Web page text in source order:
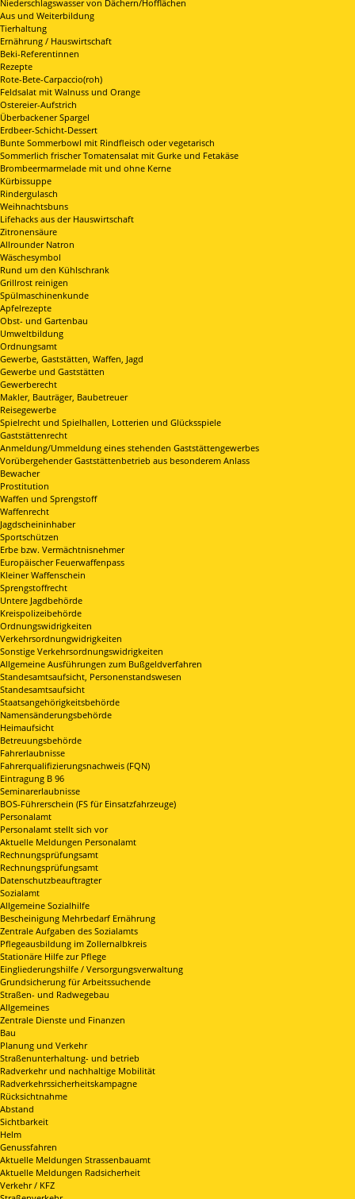
Niederschlagswasser von Dächern/Hofflächen
Aus und Weiterbildung
Tierhaltung
Ernährung / Hauswirtschaft
Beki-Referentinnen
Rezepte
Rote-Bete-Carpaccio(roh)
Feldsalat mit Walnuss und Orange
Ostereier-Aufstrich
Überbackener Spargel
Erdbeer-Schicht-Dessert
Bunte Sommerbowl mit Rindfleisch oder vegetarisch
Sommerlich frischer Tomatensalat mit Gurke und Fetakäse
Brombeermarmelade mit und ohne Kerne
Kürbissuppe
Rindergulasch
Weihnachtsbuns
Lifehacks aus der Hauswirtschaft
Zitronensäure
Allrounder Natron
Wäschesymbol
Rund um den Kühlschrank
Grillrost reinigen
Spülmaschinenkunde
Apfelrezepte
Obst- und Gartenbau
Umweltbildung
Ordnungsamt
Gewerbe, Gaststätten, Waffen, Jagd
Gewerbe und Gaststätten
Gewerberecht
Makler, Bauträger, Baubetreuer
Reisegewerbe
Spielrecht und Spielhallen, Lotterien und Glücksspiele
Gaststättenrecht
Anmeldung/Ummeldung eines stehenden Gaststättengewerbes
Vorübergehender Gaststättenbetrieb aus besonderem Anlass
Bewacher
Prostitution
Waffen und Sprengstoff
Waffenrecht
Jagdscheininhaber
Sportschützen
Erbe bzw. Vermächtnisnehmer
Europäischer Feuerwaffenpass
Kleiner Waffenschein
Sprengstoffrecht
Untere Jagdbehörde
Kreispolizeibehörde
Ordnungswidrigkeiten
Verkehrsordnungwidrigkeiten
Sonstige Verkehrsordnungswidrigkeiten
Allgemeine Ausführungen zum Bußgeldverfahren
Standesamtsaufsicht, Personenstandswesen
Standesamtsaufsicht
Staatsangehörigkeitsbehörde
Namensänderungsbehörde
Heimaufsicht
Betreuungsbehörde
Fahrerlaubnisse
Fahrerqualifizierungsnachweis (FQN)
Eintragung B 96
Seminarerlaubnisse
BOS-Führerschein (FS für Einsatzfahrzeuge)
Personalamt
Personalamt stellt sich vor
Aktuelle Meldungen Personalamt
Rechnungsprüfungsamt
Rechnungsprüfungsamt
Datenschutzbeauftragter
Sozialamt
Allgemeine Sozialhilfe
Bescheinigung Mehrbedarf Ernährung
Zentrale Aufgaben des Sozialamts
Pflegeausbildung im Zollernalbkreis
Stationäre Hilfe zur Pflege
Eingliederungshilfe / Versorgungsverwaltung
Grundsicherung für Arbeitssuchende
Straßen- und Radwegebau
Allgemeines
Zentrale Dienste und Finanzen
Bau
Planung und Verkehr
Straßenunterhaltung- und betrieb
Radverkehr und nachhaltige Mobilität
Radverkehrssicherheitskampagne
Rücksichtnahme
Abstand
Sichtbarkeit
Helm
Genussfahren
Aktuelle Meldungen Strassenbauamt
Aktuelle Meldungen Radsicherheit
Verkehr / KFZ